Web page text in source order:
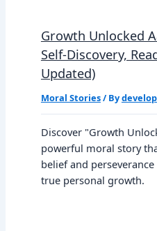
Growth Unlocked
Self-Discovery,
Updated)
Moral Stories/ By
Discover "Growth
powerful moral story
belief and
true personal growth.